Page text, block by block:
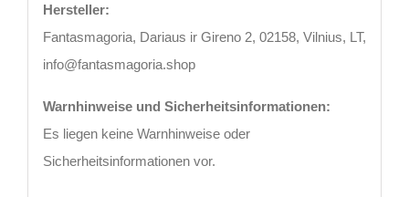
Hersteller:
Fantasmagoria, Dariaus ir Gireno 2, 02158, Vilnius, LT,
info@fantasmagoria.shop
Warnhinweise und Sicherheitsinformationen:
Es liegen keine Warnhinweise oder
Sicherheitsinformationen vor.